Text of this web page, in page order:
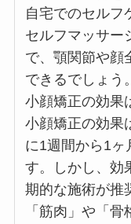
自宅でのセルフ
セルフマッサー
で、顎関節や顔
できるでしょう。
小顔矯正の効果
小顔矯正の効果
に1週間から1ヶ
す。しかし、効
期的な施術が推
「筋肉」や「